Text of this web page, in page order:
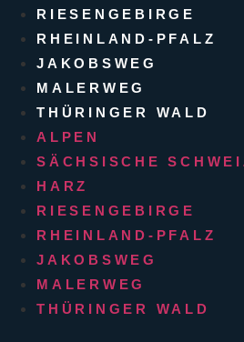
RIESENGEBIRGE
RHEINLAND-PFALZ
JAKOBSWEG
MALERWEG
THÜRINGER WALD
ALPEN
SÄCHSISCHE
HARZ
RIESENGEBIRGE
RHEINLAND-PFALZ
JAKOBSWEG
MALERWEG
THÜRINGER WALD